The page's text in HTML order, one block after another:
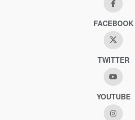
FACEBOOK
TWITTER
YOUTUBE